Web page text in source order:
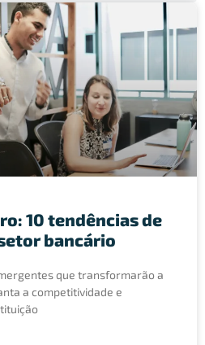
10 tendências de
bancário
que transformarão a
a competitividade e